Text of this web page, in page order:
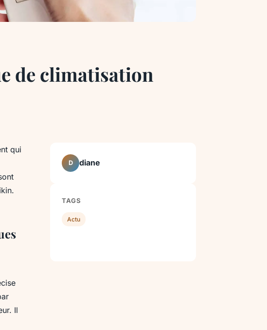
de climatisation
qui
Il
D diane
TAGS
Actu